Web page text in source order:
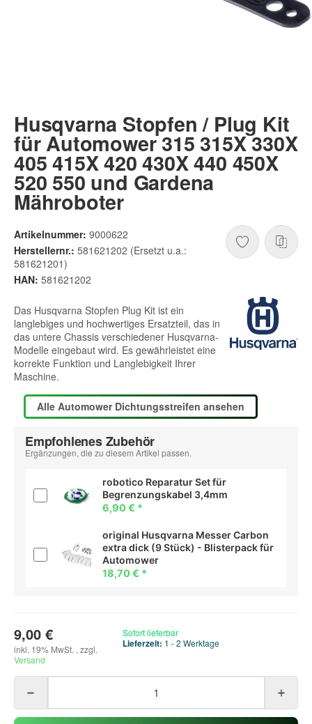
Husqvarna Stopfen / Plug Kit
für Automower 315 315X 330X
405 415X 420 430X 440 450X
520 550 und Gardena
Mähroboter
Artikelnummer: 9000622
Herstellernr.: 581621202 (Ersetzt u.a.:
581621201)
HAN: 581621202
Das Husqvarna Stopfen Plug Kit ist ein
langlebiges und hochwertiges Ersatzteil, das in
das untere Chassis verschiedener Husqvarna-
Modelle eingebaut wird. Es gewährleistet eine
korrekte Funktion und Langlebigkeit Ihrer
Maschine.
Alle Automower Dichtungsstreifen ansehen
Empfohlenes Zubehör
Ergänzungen, die zu diesem Artikel passen.
robotico Reparatur Set für
Begrenzungskabel 3,4mm
6,90 € *
original Husqvarna Messer Carbon
extra dick (9 Stück) - Blisterpack für
Automower
18,70 € *
9,00 €
inkl. 19% MwSt. , zzgl.
Versand
Sofort lieferbar
Lieferzeit: 1 - 2 Werktage